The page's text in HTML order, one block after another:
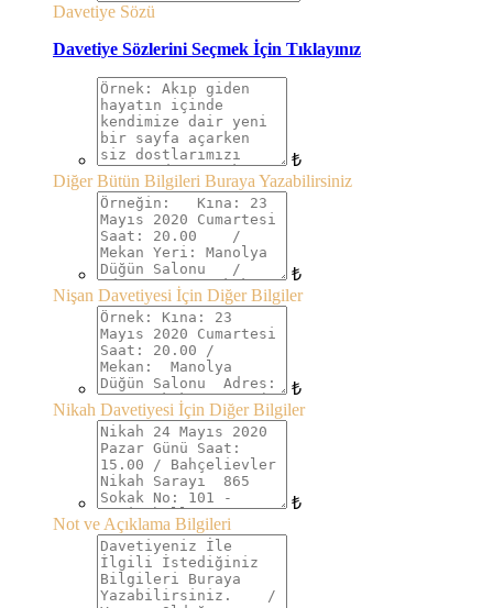
Davetiye Sözü
Davetiye Sözlerini Seçmek İçin Tıklayınız
₺
Diğer Bütün Bilgileri Buraya Yazabilirsiniz
₺
Nişan Davetiyesi İçin Diğer Bilgiler
₺
Nikah Davetiyesi İçin Diğer Bilgiler
₺
Not ve Açıklama Bilgileri